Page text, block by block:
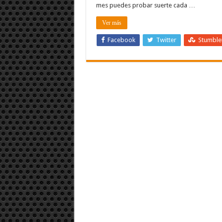
mes puedes probar suerte cada …
Ver más
Facebook Twitter